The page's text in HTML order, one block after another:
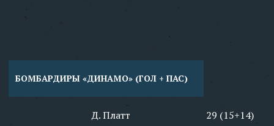
БОМБАРДИРЫ «ДИНАМО» (ГОЛ + ПАС)
Д. Платт 29 (15+14)